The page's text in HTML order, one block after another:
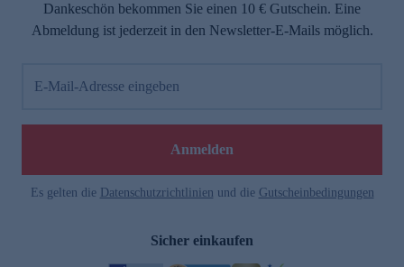
Dankeschön bekommen Sie einen 10 € Gutschein. Eine
Abmeldung ist jederzeit in den Newsletter-E-Mails möglich.
E-Mail-Adresse eingeben
Anmelden
Es gelten die Datenschutzrichtlinien und die Gutscheinbedingungen
Sicher einkaufen